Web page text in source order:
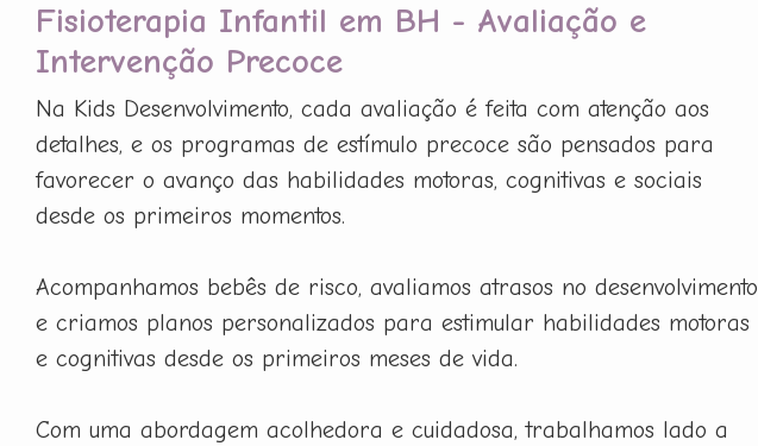
Fisioterapia Infantil em BH - Avaliação e
Intervenção Precoce
Na Kids Desenvolvimento, cada avaliação é feita com atenção aos
detalhes, e os programas de estímulo precoce são pensados para
favorecer o avanço das habilidades motoras, cognitivas e sociais
desde os primeiros momentos.
Acompanhamos bebês de risco, avaliamos atrasos no desenvolvimento
e criamos planos personalizados para estimular habilidades motoras
e cognitivas desde os primeiros meses de vida.
Com uma abordagem acolhedora e cuidadosa, trabalhamos lado a